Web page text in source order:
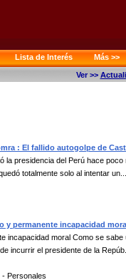
Lista de Interés
Más >>
Ver >>
: El fallido autogolpe de
la presidencia del Perú hace
totalmente solo al intentar un...
y permanente incapacidad
incapacidad moral Como se
incurrir el presidente de la
Personales